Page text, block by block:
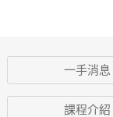
一手消息
課程介紹